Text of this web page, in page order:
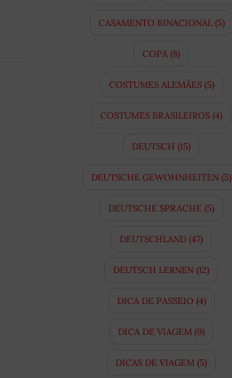
CASAMENTO BINACIONAL(5)
COPA (8)
COSTUMES ALEMÃES(5)
COSTUMES BRASILEIROS (4)
DEUTSCH (15)
DEUTSCHE GEWOHNHEITEN (5)
DEUTSCHE SPRACHE (5)
DEUTSCHLAND (47)
DEUTSCH LERNEN (12)
DICA DE PASSEIO (4)
DICA DE VIAGEM (9)
DICAS DE VIAGEM (5)